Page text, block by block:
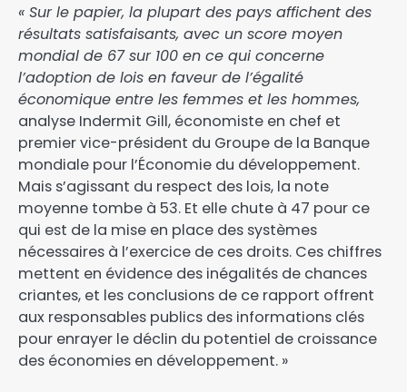
« Sur le papier, la plupart des pays affichent des
résultats satisfaisants, avec un score moyen
mondial de 67 sur 100 en ce qui concerne
l’adoption de lois en faveur de l’égalité
économique entre les femmes et les hommes,
analyse Indermit Gill, économiste en chef et
premier vice-président du Groupe de la Banque
mondiale pour l’Économie du développement.
Mais s’agissant du respect des lois, la note
moyenne tombe à 53. Et elle chute à 47 pour ce
qui est de la mise en place des systèmes
nécessaires à l’exercice de ces droits. Ces chiffres
mettent en évidence des inégalités de chances
criantes, et les conclusions de ce rapport offrent
aux responsables publics des informations clés
pour enrayer le déclin du potentiel de croissance
des économies en développement. »